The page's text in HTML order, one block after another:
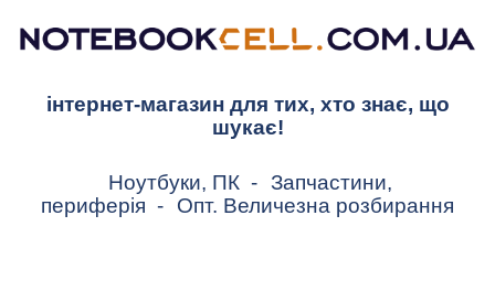
інтернет-магазин для тих, хто знає, що
шукає!
Ноутбуки, ПК - Запчастини,
периферія - Опт. Величезна розбирання